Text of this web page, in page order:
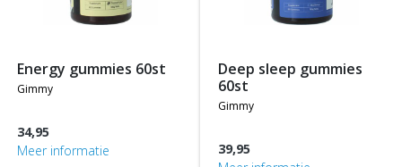
energy gummies 60st
gimmy
34,95
Meer informatie
deep sleep gummies
60st
gimmy
39,95